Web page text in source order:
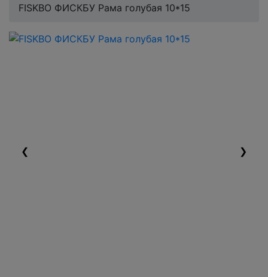
FISKBO ФИСКБУ Рама голубая 10*15
❮ ❯